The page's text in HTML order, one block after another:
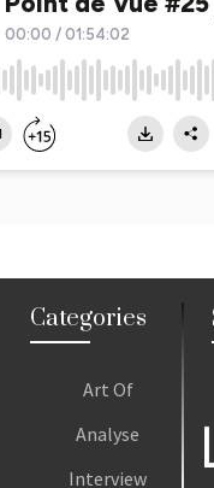
Categories
Art Of
Analyse
Interview